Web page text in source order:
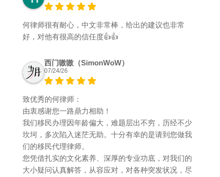
何律师很有耐心，中文非常棒，给出的建议也非常
好，对他有很高的信任度👍👍
西门嗷嗷（SimonWoW）
07/24/26
致优秀的何律师：
由衷感谢您一路鼎力相助！
我们移民办理因年龄偏大，难题层出不穷，历经不少
坎坷，多次陷入迷茫无助。十分有幸的是请到您做我
们的移民代理律师。
您凭借扎实的文化素养、深厚的专业功底，对我们的
大小疑问认真解答，从容应对，对各种突发状况，尽